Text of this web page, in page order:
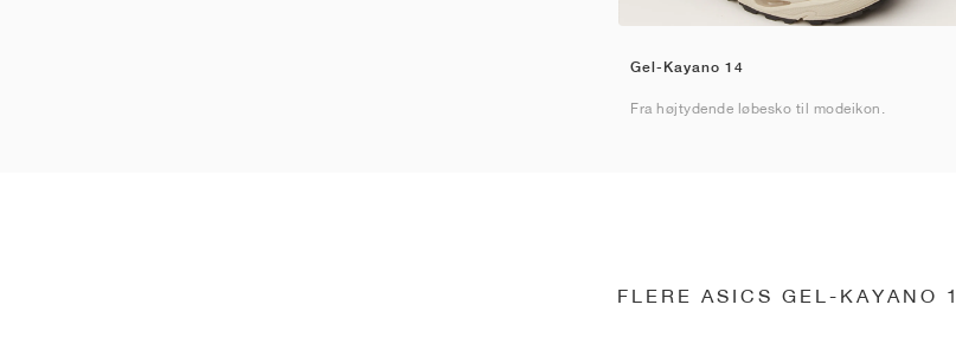
Gel-Kayano 14
Fra højtydende løbesko til modeikon.
FLERE ASICS GEL-KAYANO